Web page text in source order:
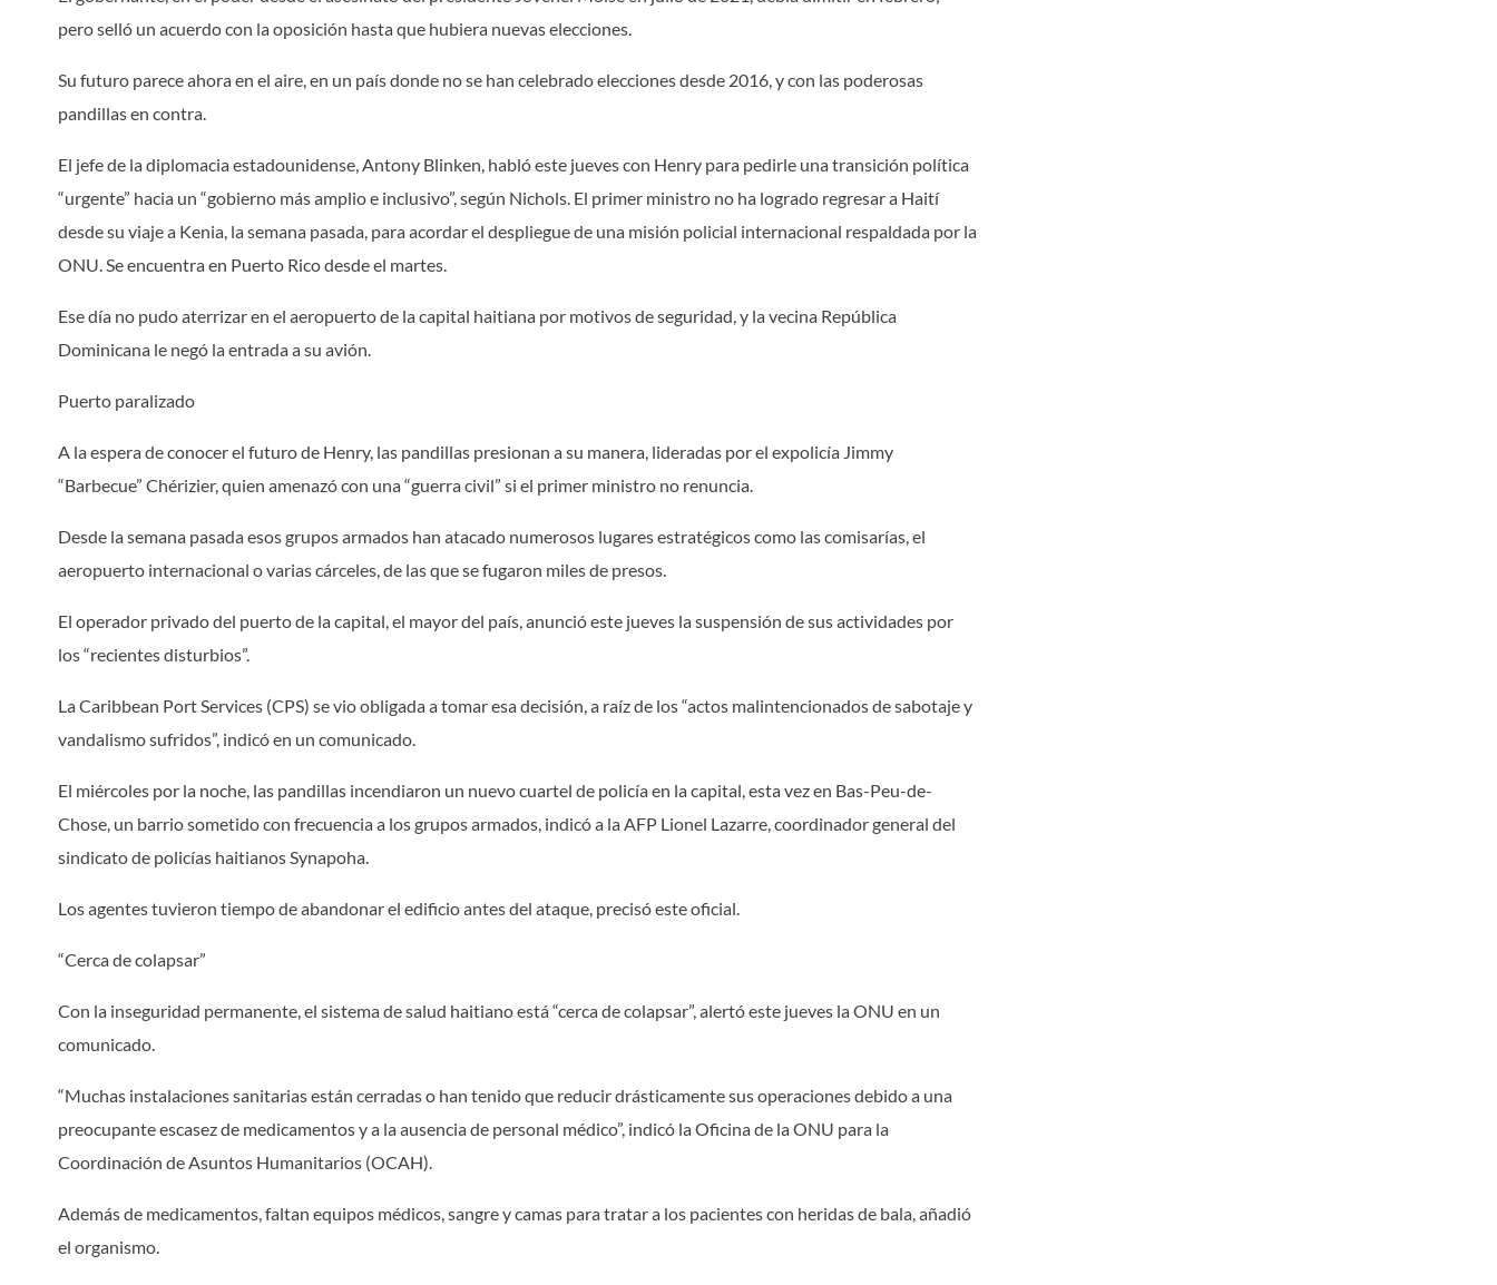
pero selló un acuerdo con la oposición hasta que hubiera nuevas elecciones.
Su futuro parece ahora en el aire, en un país donde no se han celebrado elecciones desde 2016, y con las poderosas
pandillas en contra.
El jefe de la diplomacia estadounidense, Antony Blinken, habló este jueves con Henry para pedirle una transición política
“urgente” hacia un “gobierno más amplio e inclusivo”, según Nichols. El primer ministro no ha logrado regresar a Haití
desde su viaje a Kenia, la semana pasada, para acordar el despliegue de una misión policial internacional respaldada por la
ONU. Se encuentra en Puerto Rico desde el martes.
Ese día no pudo aterrizar en el aeropuerto de la capital haitiana por motivos de seguridad, y la vecina República
Dominicana le negó la entrada a su avión.
Puerto paralizado
A la espera de conocer el futuro de Henry, las pandillas presionan a su manera, lideradas por el expolicía Jimmy
“Barbecue” Chérizier, quien amenazó con una “guerra civil” si el primer ministro no renuncia.
Desde la semana pasada esos grupos armados han atacado numerosos lugares estratégicos como las comisarías, el
aeropuerto internacional o varias cárceles, de las que se fugaron miles de presos.
El operador privado del puerto de la capital, el mayor del país, anunció este jueves la suspensión de sus actividades por
los “recientes disturbios”.
La Caribbean Port Services (CPS) se vio obligada a tomar esa decisión, a raíz de los “actos malintencionados de sabotaje y
vandalismo sufridos”, indicó en un comunicado.
El miércoles por la noche, las pandillas incendiaron un nuevo cuartel de policía en la capital, esta vez en Bas-Peu-de-
Chose, un barrio sometido con frecuencia a los grupos armados, indicó a la AFP Lionel Lazarre, coordinador general del
sindicato de policías haitianos Synapoha.
Los agentes tuvieron tiempo de abandonar el edificio antes del ataque, precisó este oficial.
“Cerca de colapsar”
Con la inseguridad permanente, el sistema de salud haitiano está “cerca de colapsar”, alertó este jueves la ONU en un
comunicado.
“Muchas instalaciones sanitarias están cerradas o han tenido que reducir drásticamente sus operaciones debido a una
preocupante escasez de medicamentos y a la ausencia de personal médico”, indicó la Oficina de la ONU para la
Coordinación de Asuntos Humanitarios (OCAH).
Además de medicamentos, faltan equipos médicos, sangre y camas para tratar a los pacientes con heridas de bala, añadió
el organismo.